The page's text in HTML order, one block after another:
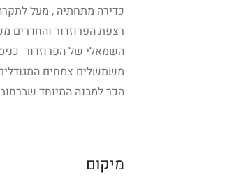
כדירה מתחתיה , מעל
רצפת הפרוזדור והחדרים
השמאלי של הפרוזדור
משתשלים צמחים
הכר למבנה המיוחד
מיקום